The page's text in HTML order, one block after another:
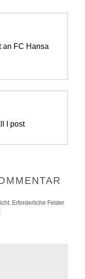
an FC Hansa
I post
Erforderliche Felder